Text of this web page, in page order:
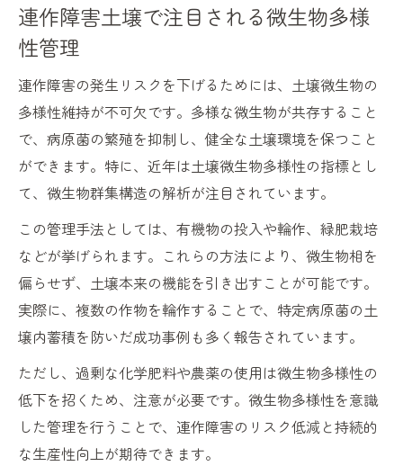
連作障害土壌で注目される微生物多様
性管理
連作障害の発生リスクを下げるためには、土壌微生物の
多様性維持が不可欠です。多様な微生物が共存すること
で、病原菌の繁殖を抑制し、健全な土壌環境を保つこと
ができます。特に、近年は土壌微生物多様性の指標とし
て、微生物群集構造の解析が注目されています。
この管理手法としては、有機物の投入や輪作、緑肥栽培
などが挙げられます。これらの方法により、微生物相を
偏らせず、土壌本来の機能を引き出すことが可能です。
実際に、複数の作物を輪作することで、特定病原菌の土
壌内蓄積を防いだ成功事例も多く報告されています。
ただし、過剰な化学肥料や農薬の使用は微生物多様性の
低下を招くため、注意が必要です。微生物多様性を意識
した管理を行うことで、連作障害のリスク低減と持続的
な生産性向上が期待できます。